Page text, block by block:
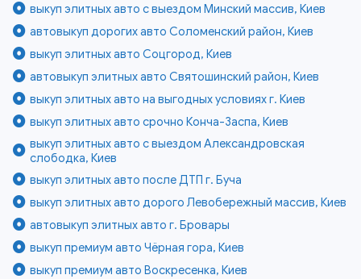
выкуп элитных авто с выездом Минский массив, Киев
автовыкуп дорогих авто Соломенский район, Киев
выкуп элитных авто Соцгород, Киев
автовыкуп элитных авто Святошинский район, Киев
выкуп элитных авто на выгодных условиях г. Киев
выкуп элитных авто срочно Конча-Заспа, Киев
выкуп элитных авто с выездом Александровская
слободка, Киев
выкуп элитных авто после ДТП г. Буча
выкуп элитных авто дорого Левобережный массив, Киев
автовыкуп элитных авто г. Бровары
выкуп премиум авто Чёрная гора, Киев
выкуп премиум авто Воскресенка, Киев